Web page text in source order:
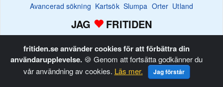
Avancerad sökning Kartsök Slumpa Orter Utland
JAG FRITIDEN
Copyright © Fritiden Sverige AB. Allt innehåll på fritiden.se är
upphovsrättligt skyddat.Privacy and Cookie Policy
fritiden.se använder cookies för att förbättra din
användarupplevelse. 🍪 Genom att fortsätta godkänner du
vår användning av cookies. Läs mer. Jag förstår